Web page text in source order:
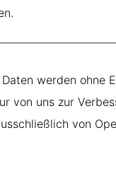
werden
von uns zur
von